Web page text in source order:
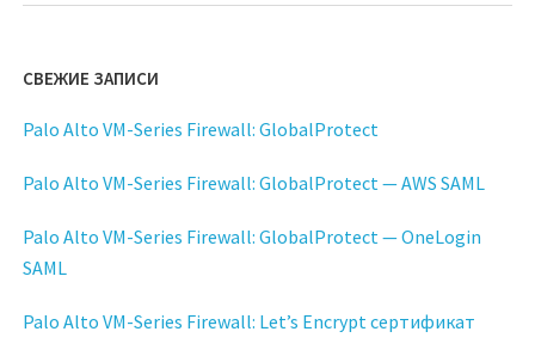
СВЕЖИЕ ЗАПИСИ
Palo Alto VM-Series Firewall: GlobalProtect
Palo Alto VM-Series Firewall: GlobalProtect — AWS SAML
Palo Alto VM-Series Firewall: GlobalProtect — OneLogin
SAML
Palo Alto VM-Series Firewall: Let’s Encrypt сертификат